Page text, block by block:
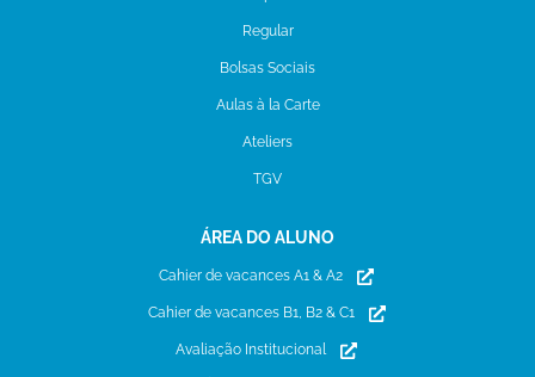
Regular
Bolsas Sociais
Aulas à la Carte
Ateliers
TGV
ÁREA DO ALUNO
Cahier de vacances A1 & A2
Cahier de vacances B1, B2 & C1
Avaliação Institucional